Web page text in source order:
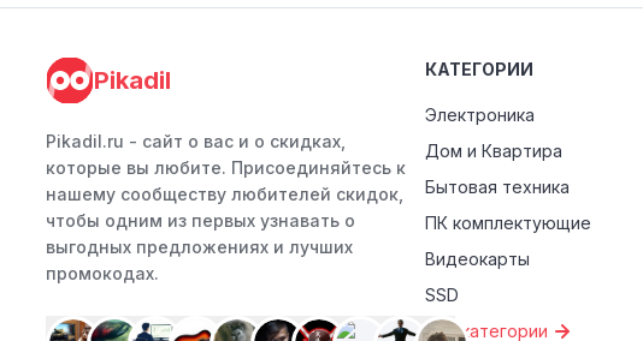
Pikadil
Pikadil.ru - cайт о вас и о скидках,
которые вы любите. Присоединяйтесь к
нашему сообществу любителей скидок,
чтобы одним из первых узнавать о
выгодных предложениях и лучших
промокодах.
КАТЕГОРИИ
Электроника
Дом и Квартира
Бытовая техника
ПК комплектующие
Видеокарты
SSD
Все категории